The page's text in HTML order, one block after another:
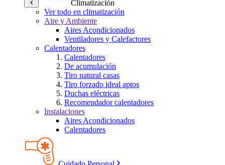
Climatización
Ver todo en climatización
Aire y Ambiente
Aires Acondicionados
Ventiladores y Calefactores
Calentadores
Calentadores
De acumulación
Tiro natural casas
Tiro forzado ideal aptos
Duchas eléctricas
Recomendador calentadores
Instalaciones
Aires Acondicionados
Calentadores